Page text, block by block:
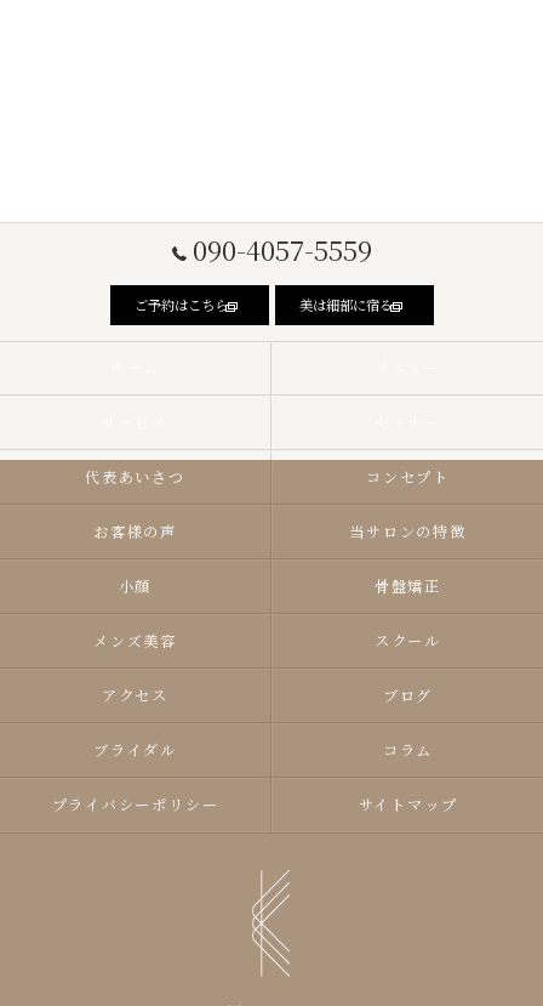
090-4057-5559
ご予約はこちら 美は細部に宿る
代表あいさつ コンセプト
お客様の声 当サロンの特徴
小顔 骨盤矯正
メンズ美容 スクール
アクセス ブログ
ブライダル コラム
プライバシーポリシー サイトマップ